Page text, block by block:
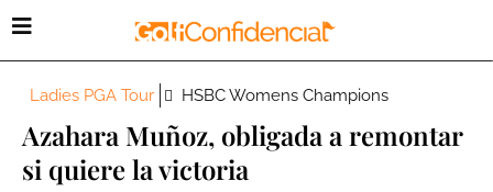
Ladies PGA Tour HSBC Womens Champions
Azahara Muñoz, obligada a remontar
si quiere la victoria